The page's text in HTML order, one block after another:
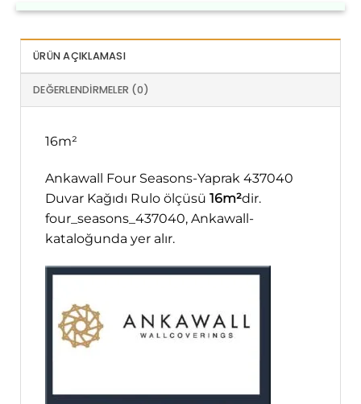
ÜRÜN AÇIKLAMASI
DEĞERLENDIRMELER (0)
16m²
Ankawall Four Seasons-Yaprak 437040
Duvar Kağıdı Rulo ölçüsü 16m²dir.
four_seasons_437040, Ankawall-
kataloğunda yer alır.